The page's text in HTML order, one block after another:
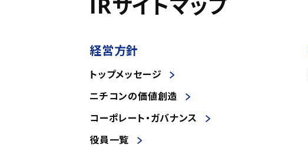
経営方針
トップメッセージ
ニチコンの価値創造
コーポレート・ガバナンス
役員一覧